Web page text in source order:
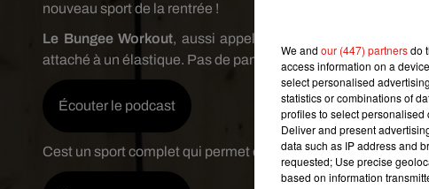
nouveau sport de la rentrée !
Le Bungee Workout, aussi appelé Bungee Dance, est un
attaché à un élastique. Pas de panique, explications de
Écouter le podcast
Cest un sport complet qui permet de travailler tout le corps :
We and our (447) partnersdo
access information on a
select personalised
statistics or combinations of
profiles to select personalised
Deliver and present
data such as IP address and
requested; Use precise
based on information